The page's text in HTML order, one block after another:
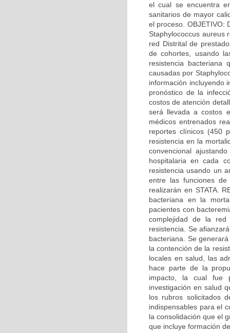
el cual se encuentra
sanitarios de mayor
el proceso. OBJETIVO:
Staphylococcus aureus
red Distrital de
de cohortes, usando
resistencia bacteriana
causadas por
información incluyendo
pronóstico de la
costos de atención
será llevada a costos
médicos entrenados
reportes clínicos (450
resistencia en la
convencional
hospitalaria en cada
resistencia usando un
entre las funciones
realizarán en STATA.
bacteriana en la
pacientes con
complejidad de la red
resistencia. Se
bacteriana. Se
la contención de la
locales en salud, las
hace parte de la
impacto, la cual fue
investigación en salud
los rubros solicitados
indispensables para el
la consolidación que el
que incluye formación